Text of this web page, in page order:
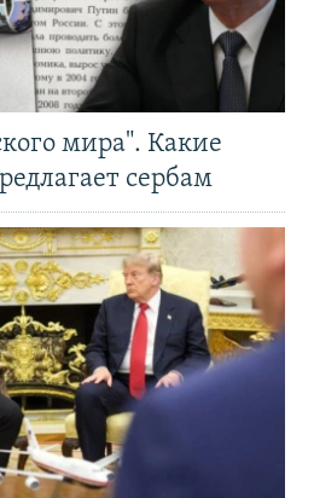
мира". Какие
сербам